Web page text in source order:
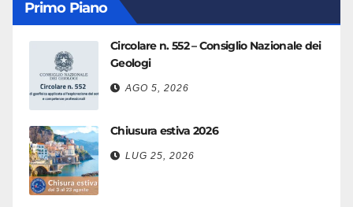
Primo Piano
Circolare n. 552 – Consiglio Nazionale dei
Geologi
AGO 5, 2026
Chiusura estiva 2026
LUG 25, 2026